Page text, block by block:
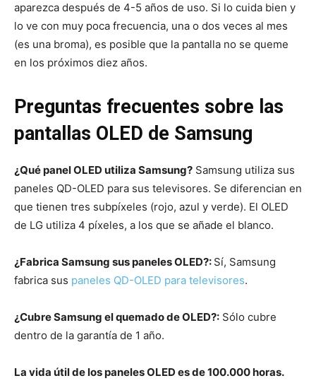
aparezca después de 4-5 años de uso. Si lo cuida bien y
lo ve con muy poca frecuencia, una o dos veces al mes
(es una broma), es posible que la pantalla no se queme
en los próximos diez años.
Preguntas frecuentes sobre las
pantallas OLED de Samsung
¿Qué panel OLED utiliza Samsung? Samsung utiliza sus
paneles QD-OLED para sus televisores. Se diferencian en
que tienen tres subpíxeles (rojo, azul y verde). El OLED
de LG utiliza 4 píxeles, a los que se añade el blanco.
¿Fabrica Samsung sus paneles OLED?: Sí, Samsung
fabrica sus paneles QD-OLED para televisores.
¿Cubre Samsung el quemado de OLED?: Sólo cubre
dentro de la garantía de 1 año.
La vida útil de los paneles OLED es de 100.000 horas.